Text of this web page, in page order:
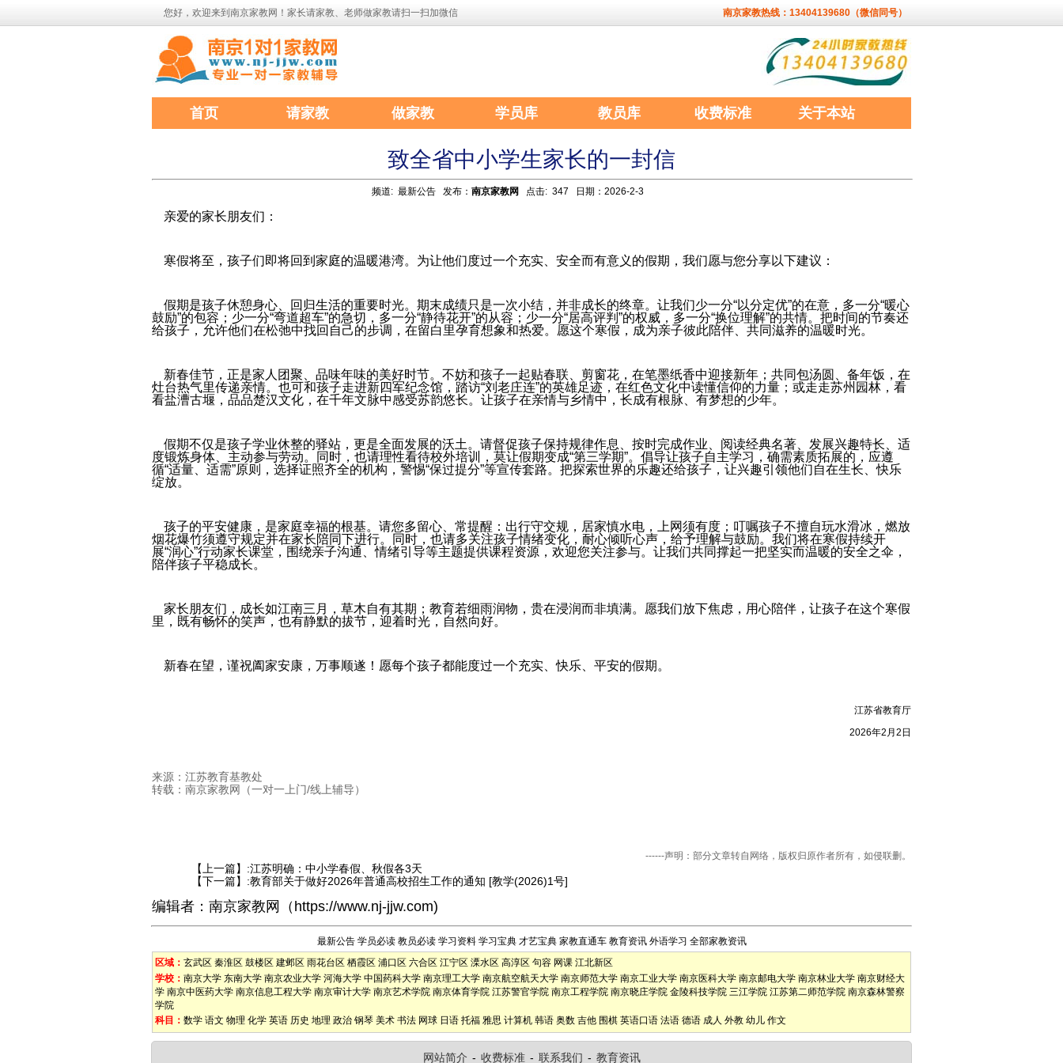
您好，欢迎来到南京家教网！家长请家教、老师做家教请扫一扫加微信 南京家教热线：13404139680（微信同号）
首页 请家教 做家教 学员库 教员库 收费标准 关于本站
致全省中小学生家长的一封信
频道: 最新公告 发布： 南京家教网 点击: 347 日期：2026-2-3
亲爱的家长朋友们：
寒假将至，孩子们即将回到家庭的温暖港湾。为让他们度过一个充实、安全而有意义的假期，我们愿与您分享以下建议：
假期是孩子休憩身心、回归生活的重要时光。期末成绩只是一次小结，并非成长的终章。让我们少一分“以分定优”的在意，多一分“暖心
鼓励”的包容；少一分“弯道超车”的急切，多一分“静待花开”的从容；少一分“居高评判”的权威，多一分“换位理解”的共情。把时间的节奏还
给孩子，允许他们在松弛中找回自己的步调，在留白里孕育想象和热爱。愿这个寒假，成为亲子彼此陪伴、共同滋养的温暖时光。
新春佳节，正是家人团聚、品味年味的美好时节。不妨和孩子一起贴春联、剪窗花，在笔墨纸香中迎接新年；共同包汤圆、备年饭，在
灶台热气里传递亲情。也可和孩子走进新四军纪念馆，踏访“刘老庄连”的英雄足迹，在红色文化中读懂信仰的力量；或走走苏州园林，看
看盐漕古堰 ，品品楚汉文化，在千年文脉中感受苏韵悠长。让孩子在亲情与乡情中，长成有根脉、有梦想的少年。
假期不仅是孩子学业休整的驿站，更是全面发展的沃土。请督促孩子保持规律作息、按时完成作业、阅读经典名著、发展兴趣特长、适
度锻炼身体、主动参与劳动。同时，也请理性看待校外培训，莫让假期变成“第三学期”。倡导让孩子自主学习，确需素质拓展的，应遵
循“适量、适需”原则，选择证照齐全的机构，警惕“保过提分”等宣传套路。把探索世界的乐趣还给孩子，让兴趣引领他们自在生长、快乐
绽放。
孩子的平安健康，是家庭幸福的根基。请您多留心、常提醒：出行守交规，居家慎水电，上网须有度；叮嘱孩子不擅自玩水滑冰，燃放
烟花爆竹须遵守规定并在家长陪同下进行。同时，也请多关注孩子情绪变化，耐心倾听心声，给予理解与鼓励。我们将在寒假持续开
展“润心”行动家长课堂，围绕亲子沟通、情绪引导等主题提供课程资源，欢迎您关注参与。让我们共同撑起一把坚实而温暖的安全之伞，
陪伴孩子平稳成长。
家长朋友们，成长如江南三月，草木自有其期；教育若细雨润物，贵在浸润而非填满。愿我们放下焦虑，用心陪伴，让孩子在这个寒假
里，既有畅怀的笑声，也有静默的拔节，迎着时光，自然向好。
新春在望，谨祝阖家安康，万事顺遂！愿每个孩子都能度过一个充实、快乐、平安的假期。
江苏省教育厅
2026年2月2日
来源：江苏教育基教处
转载：南京家教网（一对一上门/线上辅导）
------声明：部分文章转自网络，版权归原作者所有，如侵联删。
【上一篇】:江苏明确：中小学春假、秋假各3天
【下一篇】:教育部关于做好2026年普通高校招生工作的通知 [教学(2026)1号]
编辑者： 南京家教网 （ https://www.nj-jjw.com)
最新公告 学员必读 教员必读 学习资料 学习宝典 才艺宝典 家教直通车 教育资讯 外语学习 全部家教资讯
区域： 玄武区 秦淮区 鼓楼区 建邺区 雨花台区 栖霞区 浦口区 六合区 江宁区 溧水区 高淳区 句容 网课 江北新区
学校： 南京大学 东南大学 南京农业大学 河海大学 中国药科大学 南京理工大学 南京航空航天大学 南京师范大学 南京工业大学 南京医科大学 南京邮电大学 南京林业大学 南京财经大
学 南京中医药大学 南京信息工程大学 南京审计大学 南京艺术学院 南京体育学院 江苏警官学院 南京工程学院 南京晓庄学院 金陵科技学院 三江学院 江苏第二师范学院 南京森林警察
学院
科目： 数学 语文 物理 化学 英语 历史 地理 政治 钢琴 美术 书法 网球 日语 托福 雅思 计算机 韩语 奥数 吉他 围棋 英语口语 法语 德语 成人 外教 幼儿 作文
网站简介 - 收费标准 - 联系我们 - 教育资讯